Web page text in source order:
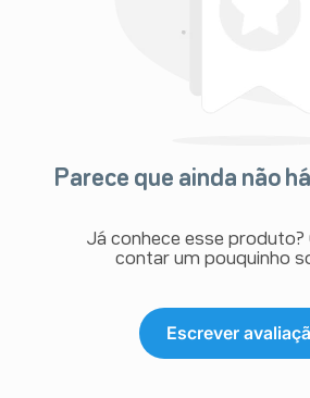
Parece que ainda não
Já conhece esse produto?
contar um pouquinho
Escrever